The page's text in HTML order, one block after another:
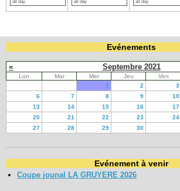
all day all day all day
Evénements
« Septembre 2021
Lun Mar Mer Jeu Ven
1
2 3
6
7 8 9 10
13
14 15 16 17
20
21 22 23 24
27
28 29 30
Evénement à venir
Coupe jounal LA GRUYERE 2026